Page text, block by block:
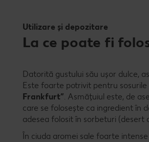
Utilizare și depozitare
La ce poate fi
Datorită gustului său ușor dulce,
Este foarte potrivit pentru
Frankfurt”. Asmățuiul este, de
care se folosește ca ingredient în
adesea folosit în sorbeturi (desert
În ciuda aromei sale foarte